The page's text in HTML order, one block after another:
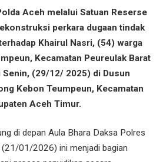
Aceh melalui Satuan Reserse
perkara dugaan tindak
Khairul Nasri, (54) warga
Kecamatan Peureulak Barat
Senin, (29/12/ 2025) di Dusun
Kebon Teumpeun, Kecamatan
Aceh Timur.
di depan Aula Bhara Daksa Polres
(21/01/2026) ini menjadi bagian